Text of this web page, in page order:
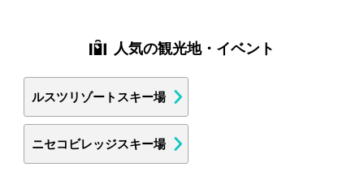
人気の観光地・イベント
ルスツリゾートスキー場
ニセコビレッジスキー場